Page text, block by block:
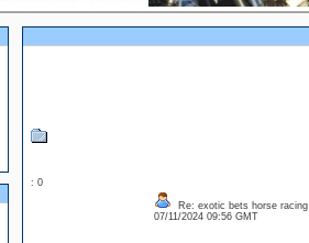
: 0
Re: exotic bets horse racing
07/11/2024 09:56 GMT